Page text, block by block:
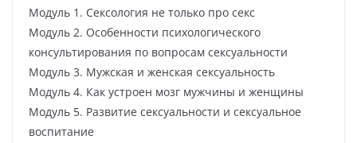
Модуль 1. Сексология не только про секс
Модуль 2. Особенности психологического
консультирования по вопросам сексуальности
Модуль 3. Мужская и женская сексуальность
Модуль 4. Как устроен мозг мужчины и женщины
Модуль 5. Развитие сексуальности и сексуальное
воспитание